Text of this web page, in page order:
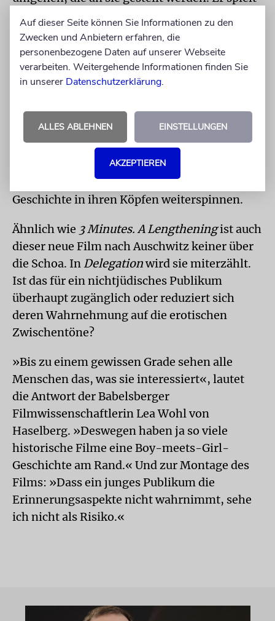
und Schülern.
Und er demonstriert ihre Ausbrüche aus dem
Schema, ihre Versuche, mitzuspielen, aber
auszuweichen. Grenzüberschreitungen
ebenso wie Versuche der Hauptpersonen mit
eigenen Erfahrungen an den allzu bekannten
fremden Orten prägen den Film. Vieles wird
nur anerzählt, die Zuschauer müssen die
Geschichte in ihren Köpfen weiterspinnen.
Ähnlich wie 3 Minutes. A Lengtheningist auch
dieser neue Film nach Auschwitz keiner über
die Schoa. In Delegationwird sie miterzählt.
Ist das für ein nichtjüdisches Publikum
überhaupt zugänglich oder reduziert sich
deren Wahrnehmung auf die erotischen
Zwischentöne?
»Bis zu einem gewissen Grade sehen alle
Menschen das, was sie interessiert«, lautet
die Antwort der Babelsberger
Filmwissenschaftlerin Lea Wohl von
Haselberg. »Deswegen haben ja so viele
historische Filme eine Boy-meets-Girl-
Geschichte am Rand.« Und zur Montage des
Films: »Dass ein junges Publikum die
Erinnerungsaspekte nicht wahrnimmt, sehe
ich nicht als Risiko.«
Auf dieser Seite können Sie Informationen zu den
Zwecken und Anbietern erfahren, die
personenbezogene Daten auf unserer Webseite
verarbeiten. Weitergehende Informationen finden Sie
in unserer Datenschutzerklärung.
ALLES ABLEHNEN EINSTELLUNGEN
AKZEPTIEREN